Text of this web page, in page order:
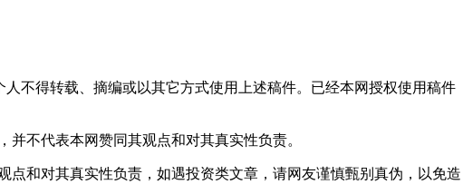
不得转载、摘编或以其它方式使用上述稿件。已经本网授权使用稿件
不代表本网赞同其观点和对其真实性负责。
和对其真实性负责，如遇投资类文章，请网友谨慎甄别真伪，以免造